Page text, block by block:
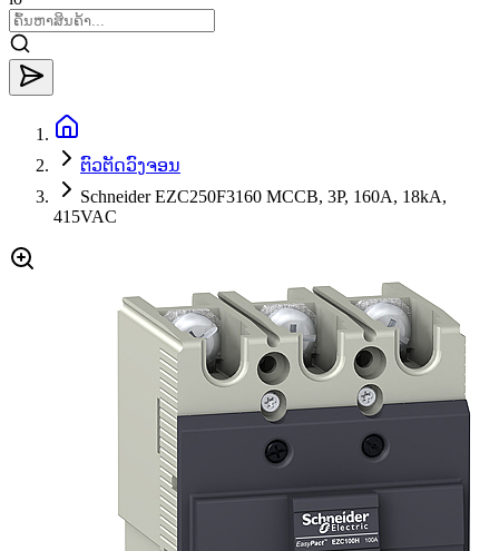
ຕົວຕັດວົງຈອນ
Schneider EZC250F3160 MCCB, 3P, 160A, 18kA,
415VAC